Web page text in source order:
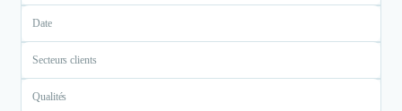
Date
Secteurs clients
Qualités